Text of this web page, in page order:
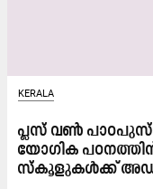
KERALA
പ്ലസ്​ വൺ
യോ​ഗി​ക
സ്കൂളുകൾക്ക്